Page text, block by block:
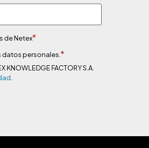
de Netex*
datos personales. *
FACTORY S.A.